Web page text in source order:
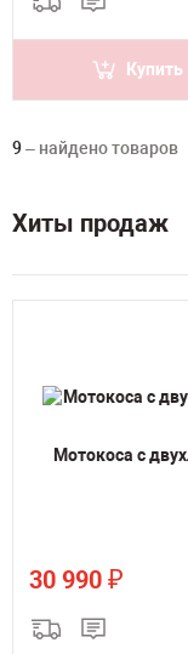
Купить
9– найдено товаров
Хиты продаж
Мотокоса c
30 990 ₽